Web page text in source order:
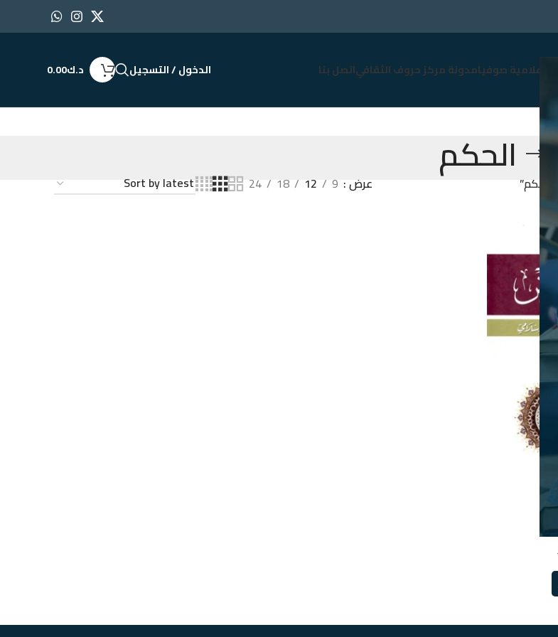
إعلامية صوفيامدونة مركز حروف الثقافياتصل بنا الدخول / التسجيل د.ك0.00
الحكم عرض 9
12
18
24